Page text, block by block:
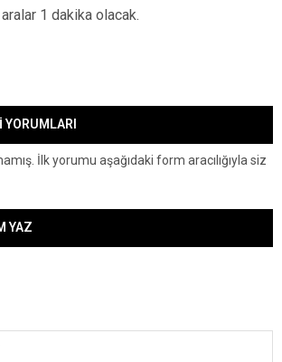
1 dakika olacak.
YORUMLARI
İlk yorumu aşağıdaki form aracılığıyla siz
YAZ